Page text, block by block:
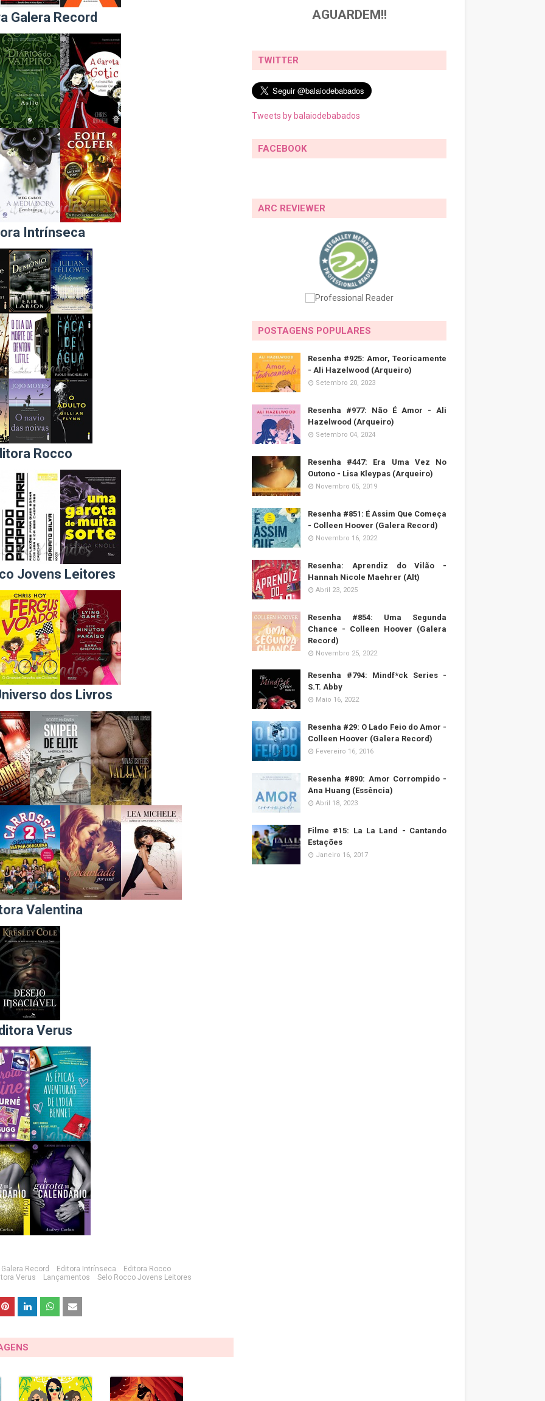
Galera Record
Intrínseca
Rocco
Jovens Leitores
dos Livros
Valentina
Verus
Record Editora Intrínseca
Editora Rocco
Verus
Lançamentos Selo Rocco Jovens Leitores
AGUARDEM!!
TWITTER
Tweets by balaiodebabados
FACEBOOK
ARC REVIEWER
POSTAGENS POPULARES
Resenha #925: Amor, Teoricamente
- Ali Hazelwood (Arqueiro)
Setembro 20, 2023
Resenha #977: Não É Amor - Ali
Hazelwood (Arqueiro)
Setembro 04, 2024
Resenha #447: Era Uma Vez No
Outono - Lisa Kleypas (Arqueiro)
Novembro 05, 2019
Resenha #851: É Assim Que Começa
- Colleen Hoover (Galera Record)
Novembro 16, 2022
Resenha: Aprendiz do Vilão -
Hannah Nicole Maehrer (Alt)
Abril 23, 2025
Resenha #854: Uma Segunda
Chance - Colleen Hoover (Galera
Record)
Novembro 25, 2022
Resenha #794: Mindf*ck Series -
S.T. Abby
Maio 16, 2022
Resenha #29: O Lado Feio do Amor -
Colleen Hoover (Galera Record)
Fevereiro 16, 2016
Resenha #890: Amor Corrompido -
Ana Huang (Essência)
Abril 18, 2023
Filme #15: La La Land - Cantando
Estações
Janeiro 16, 2017